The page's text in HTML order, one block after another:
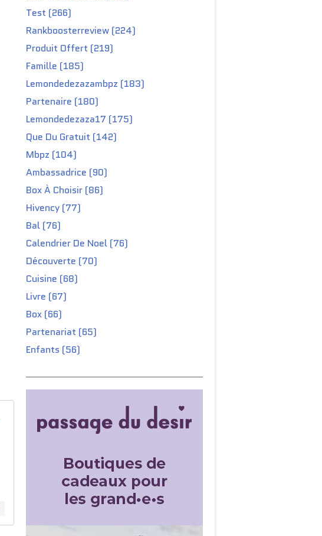
Test (266)
Rankboosterreview (224)
Produit Offert (219)
Famille (185)
Lemondedezazambpz (183)
Partenaire (180)
Lemondedezaza17 (175)
Que Du Gratuit (142)
Mbpz (104)
Ambassadrice (90)
Box À Choisir (86)
Hivency (77)
Bal (76)
Calendrier De Noel (76)
Découverte (70)
Cuisine (68)
Livre (67)
Box (66)
Partenariat (65)
Enfants (56)